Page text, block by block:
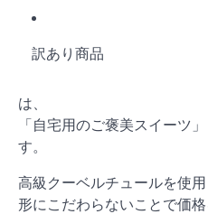
訳あり商品
は、
「自宅用のご褒美スイーツ
す。
高級クーベルチュールを使用
形にこだわらないことで価格